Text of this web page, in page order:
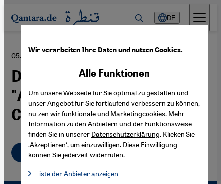
Direkt zum Inhalt springen
DE
05.10.2016
Doku Global 3000:
"Afghanistan – How We
Choose"
Deutsch
Wir verarbeiten Ihre Daten und nutzen Cookies.
Alle Funktionen
Um unsere Webseite für Sie optimal zu gestalten und
unser Angebot für Sie fortlaufend verbessern zu können,
nutzen wir funktionale und Marketingcookies. Mehr
Information zu den Anbietern und der Funktionsweise
finden Sie in unserer Datenschutzerklärung. Klicken Sie
‚Akzeptieren‘, um einzuwilligen. Diese Einwilligung
können Sie jederzeit widerrufen.
Liste der Anbieter anzeigen